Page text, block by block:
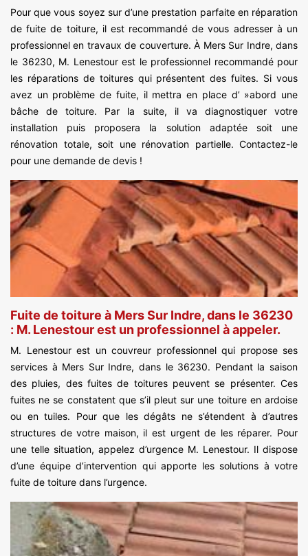
Pour que vous soyez sur d’une prestation parfaite en réparation
de fuite de toiture, il est recommandé de vous adresser à un
professionnel en travaux de couverture. À Mers Sur Indre, dans
le 36230, M. Lenestour est le professionnel recommandé pour
les réparations de toitures qui présentent des fuites. Si vous
avez un problème de fuite, il mettra en place d’ »abord une
bâche de toiture. Par la suite, il va diagnostiquer votre
installation puis proposera la solution adaptée soit une
rénovation totale, soit une rénovation partielle. Contactez-le
pour une demande de devis !
Fuite de toiture à Mers Sur Indre, dans le 36230
: M. Lenestour est un professionnel à appeler.
M. Lenestour est un couvreur professionnel qui propose ses
services à Mers Sur Indre, dans le 36230. Pendant la saison
des pluies, des fuites de toitures peuvent se présenter. Ces
fuites ne se constatent que s’il pleut sur une toiture en ardoise
ou en tuiles. Pour que les dégâts ne s’étendent à d’autres
structures de votre maison, il est urgent de les réparer. Pour
une telle situation, appelez d’urgence M. Lenestour. Il dispose
d’une équipe d’intervention qui apporte les solutions à votre
fuite de toiture dans l’urgence.